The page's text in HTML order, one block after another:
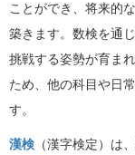
ことができ、将来的
築きます。数検を通
挑戦する姿勢が育ま
ため、他の科目や日
す。
漢検 （漢字検定）は